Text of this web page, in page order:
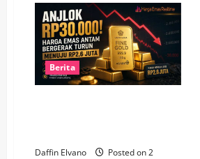
Tengah
Ketidakpastian
Global,
Emas
Masih
Menjadi
Pilihan
Investasi
Favorit
Berita
Daffin Elvano
Posted on 2